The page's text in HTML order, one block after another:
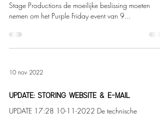
Stage Productions de moeilijke beslissing moeten
nemen om het Purple Friday event van 9...
10 nov 2022
UPDATE: STORING WEBSITE & E-MAIL
UPDATE 17:28 10-11-2022 De technische